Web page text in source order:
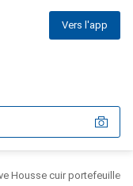
Vers l'app
Housse cuir portefeuille